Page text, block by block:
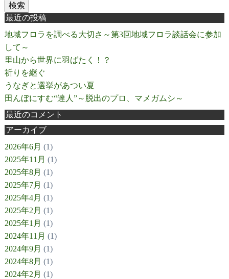
検索
最近の投稿
地域フロラを調べる大切さ～第3回地域フロラ談話会に参加
して～
里山から世界に羽ばたく！？
祈りを継ぐ
うなぎと選挙があつい夏
田んぼにすむ“達人”～脱出のプロ、マメガムシ～
最近のコメント
アーカイブ
2026年6月 (1)
2025年11月 (1)
2025年8月 (1)
2025年7月 (1)
2025年4月 (1)
2025年2月 (1)
2025年1月 (1)
2024年11月 (1)
2024年9月 (1)
2024年8月 (1)
2024年2月 (1)